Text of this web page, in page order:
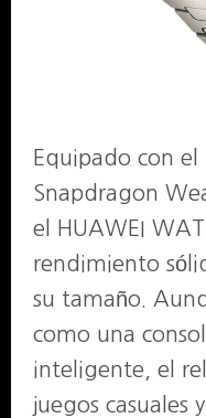
Equipado con
Snapdragon
el HUAWEI
rendimiento
su tamaño.
como una
inteligente, el
juegos casuales